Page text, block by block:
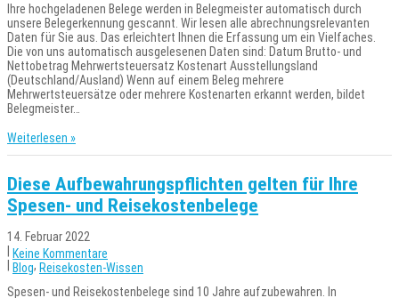
Ihre hochgeladenen Belege werden in Belegmeister automatisch durch
unsere Belegerkennung gescannt. Wir lesen alle abrechnungsrelevanten
Daten für Sie aus. Das erleichtert Ihnen die Erfassung um ein Vielfaches.
Die von uns automatisch ausgelesenen Daten sind: Datum Brutto- und
Nettobetrag Mehrwertsteuersatz Kostenart Ausstellungsland
(Deutschland/Ausland) Wenn auf einem Beleg mehrere
Mehrwertsteuersätze oder mehrere Kostenarten erkannt werden, bildet
Belegmeister…
Weiterlesen »
Diese Aufbewahrungspflichten gelten für Ihre
Spesen- und Reisekostenbelege
14. Februar 2022
Keine Kommentare
Blog, Reisekosten-Wissen
Spesen- und Reisekostenbelege sind 10 Jahre aufzubewahren. In